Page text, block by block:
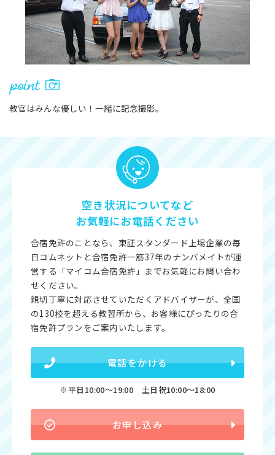
教官はみんな優しい！一緒に記念撮影。
空き状況についてなど
お気軽にお電話ください
合宿免許のことなら、東証スタンダード上場企業の毎
日コムネットと合宿免許一筋37年のナンバメイトが運
営する「マイコム合宿免許」までお気軽にお問い合わ
せください。
親切丁寧に対応させていただくアドバイザーが、全国
の130校を超える教習所から、お客様にぴったりの合
宿免許プランをご案内いたします。
電話をかける
※平日10:00〜19:00 土日祝10:00〜18:00
お申し込み